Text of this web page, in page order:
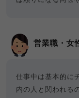
営業職・女
仕事中は基本的に
内の人と関われる